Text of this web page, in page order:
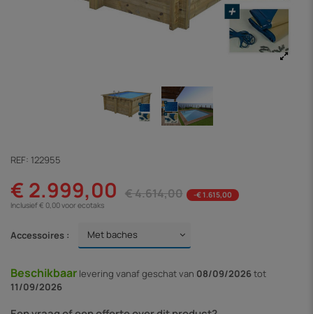
REF: 122955
€ 2.999,00 € 4.614,00
-€ 1.615,00
Inclusief € 0,00 voor ecotaks
Accessoires :
Beschikbaar levering vanafgeschat van 08/09/2026tot
11/09/2026